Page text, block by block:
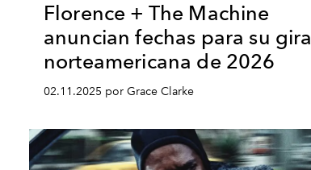
Florence + The Machine
anuncian fechas para su gira
norteamericana de 2026
02.11.2025 por Grace Clarke